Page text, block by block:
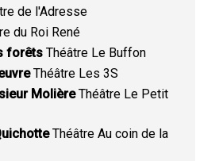
de l'Adresse
du Roi René
forêts Théâtre Le Buffon
Théâtre Les 3S
MolièreThéâtre Le Petit
Théâtre Au coin de la